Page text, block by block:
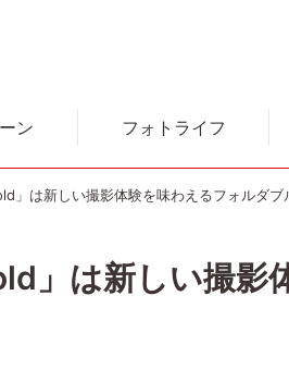
ン フォトライフ
」は新しい撮影体験を味わえるフォルダブ
」は新しい撮影